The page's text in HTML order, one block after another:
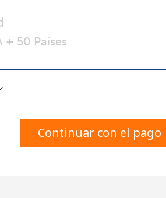
abrir una cuenta en este sitio web,
+ 50 Países
Continuar con el pago